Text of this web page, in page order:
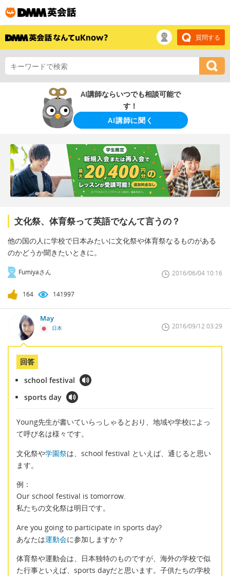
質問する
AI講師ならいつでも相談可能で
す！
AI講師に聞く
文化祭、体育祭って英語でなんて言うの？
他の国の人に学校で日本みたいに文化祭や体育祭なるものがある
のかどうか聞きたいときに。
Fumiyaさん 2016/06/04 10:16
164 141997
May
日本 2016/09/12 03:29
回答
school festival
sports day
Young先生が書いていらっしゃるとおり、地域や学校によっ
て呼び名は様々です。
文化祭や学園祭は、school festival といえば、通じると思い
ます。
例：
Our school festival is tomorrow.
私たちの文化祭は明日です。
Are you going to participate in sports day?
あなたは運動会に参加しますか？
体育祭や運動会は、日本独特のものですが、海外の学校で似
た行事といえば、sports dayだと思います。子供たちの学校